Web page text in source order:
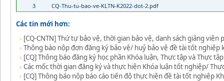
3
CQ-Thu-tu-bao-ve-KLTN-K2022-dot-2.pdf
Các tin mới hơn:
[CQ-CNTN] Thứ tự bảo vệ, thời gian bảo vệ, danh sách giảng
Thông báo nộp đơn đăng ký bảo vệ/ huỷ bảo vệ đề tài tốt
[CQ] Thông báo đăng ký học phần Khóa luận, Thực tập và Thực
Các mốc thời gian đăng ký và thực hiện Khóa luận tốt nghiệp/
[CQ] Thông báo nộp báo cáo tiến độ thực hiện đề tài tốt nghiệp